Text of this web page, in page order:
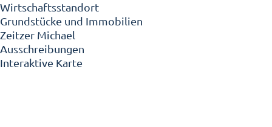
Wirtschaftsstandort
Grundstücke und Immobilien
Zeitzer Michael
Ausschreibungen
Interaktive Karte